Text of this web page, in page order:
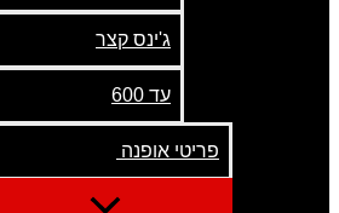
ג'ינס קצר
עד 600
פריטי אופנה